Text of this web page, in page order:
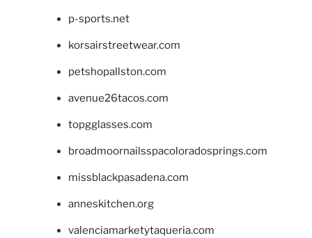
p-sports.net
korsairstreetwear.com
petshopallston.com
avenue26tacos.com
topgglasses.com
broadmoornailsspacoloradosprings.com
missblackpasadena.com
anneskitchen.org
valenciamarketytaqueria.com